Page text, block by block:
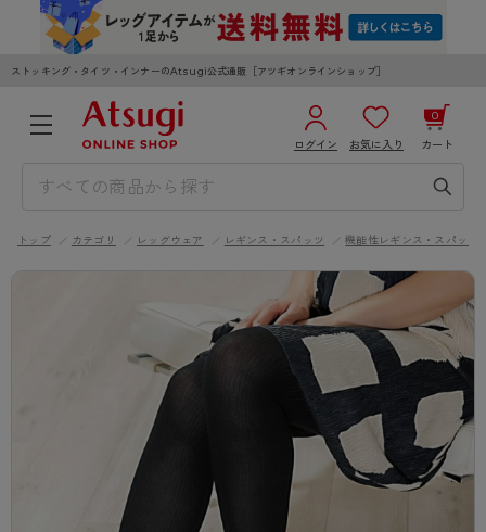
ストッキング・タイツ・インナーのAtsugi公式通販［アツギオンラインショップ］
ログイン お気に入り カート
0
3,980円以上のご購入で送料無料
ログイン／新規会員登録
KIDS
カテゴリから探す
トップ カテゴリ レッグウェア レギンス・スパッツ 機能性レギンス・スパッツ